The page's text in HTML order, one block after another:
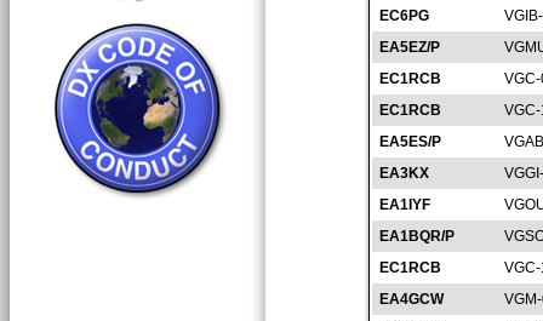
EC6PG
EA5EZ/P
EC1RCB
EC1RCB
EA5ES/P
EA3KX
EA1IYF
EA1BQR/P
EC1RCB
EA4GCW